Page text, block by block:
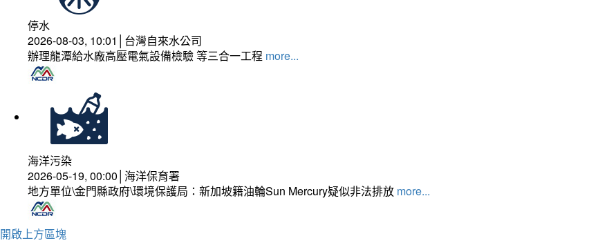
停水
2026-08-03, 10:01│台灣自來水公司
辦理龍潭給水廠高壓電氣設備檢驗 等三合一工程 more...
海洋污染
2026-05-19, 00:00│海洋保育署
地方單位\金門縣政府\環境保護局：新加坡籍油輪Sun Mercury疑似非法排放 more...
開啟上方區塊